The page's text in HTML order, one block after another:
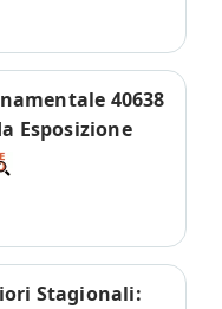
40638
Esposizione
Stagionali: